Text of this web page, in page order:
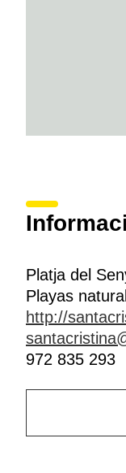
Platja del
Playas
http://
972 835 293